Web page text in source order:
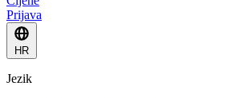
Prijava
HR
Jezik